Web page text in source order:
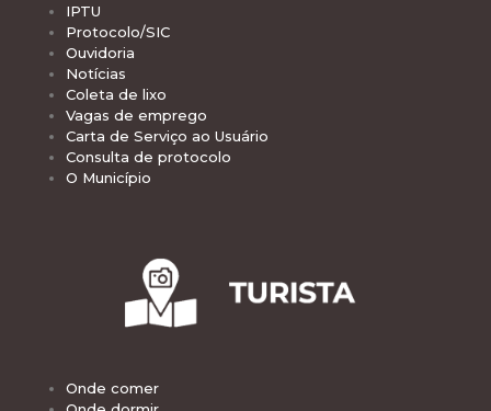
IPTU
Protocolo/SIC
Ouvidoria
Notícias
Coleta de lixo
Vagas de emprego
Carta de Serviço ao Usuário
Consulta de protocolo
O Município
Onde comer